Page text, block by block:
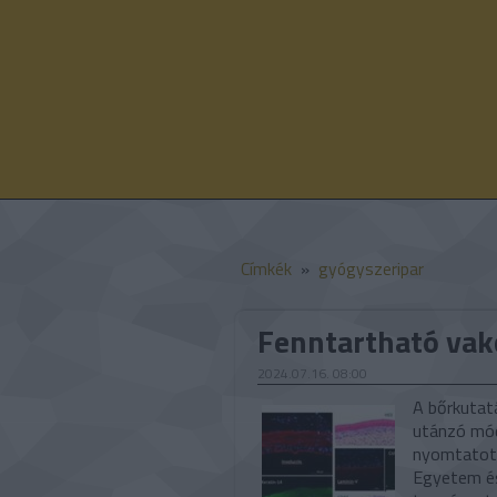
Címkék » gyógyszeripar
Fenntartható
2024.07.16. 08:00
A
utánzó
Egyetem